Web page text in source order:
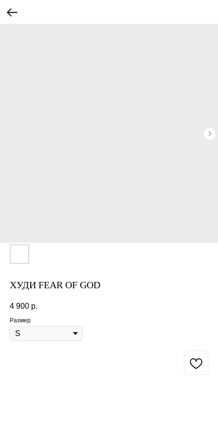
ХУДИ FEAR OF GOD
4 900 р.
Размер